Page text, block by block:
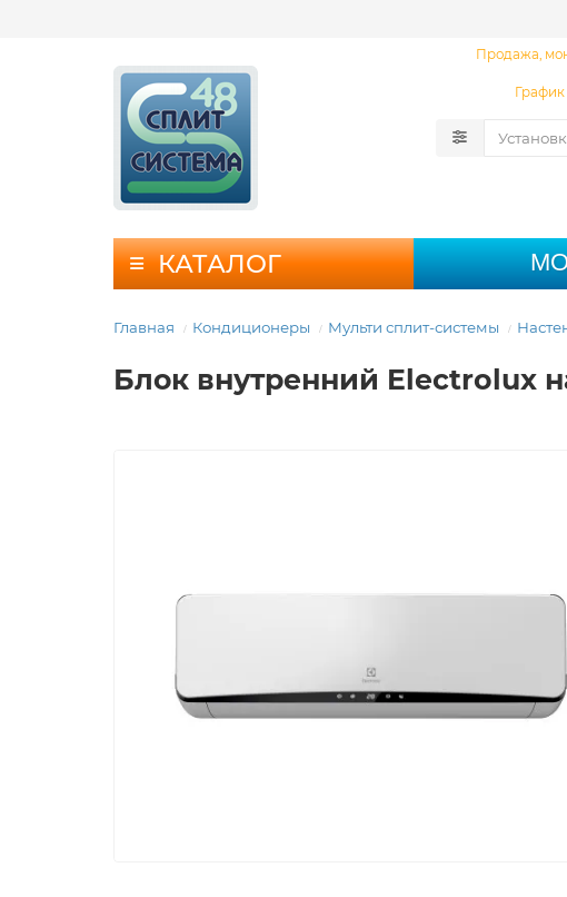
Продажа,
КАТАЛОГ
Главная Кондиционеры Мульти сплит-системы
Блок внутренний Electrolux